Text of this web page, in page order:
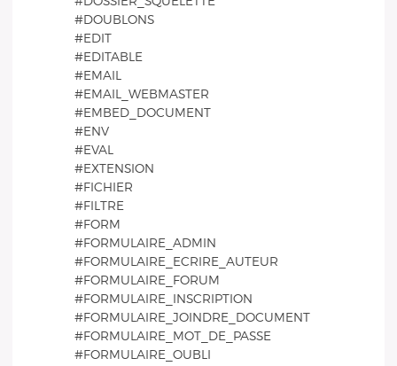
#DOUBLONS
#EDIT
#EDITABLE
#EMAIL
#EMAIL_WEBMASTER
#EMBED_DOCUMENT
#ENV
#EVAL
#EXTENSION
#FICHIER
#FILTRE
#FORM
#FORMULAIRE_ADMIN
#FORMULAIRE_ECRIRE_AUTEUR
#FORMULAIRE_FORUM
#FORMULAIRE_INSCRIPTION
#FORMULAIRE_JOINDRE_DOCUMENT
#FORMULAIRE_MOT_DE_PASSE
#FORMULAIRE_OUBLI